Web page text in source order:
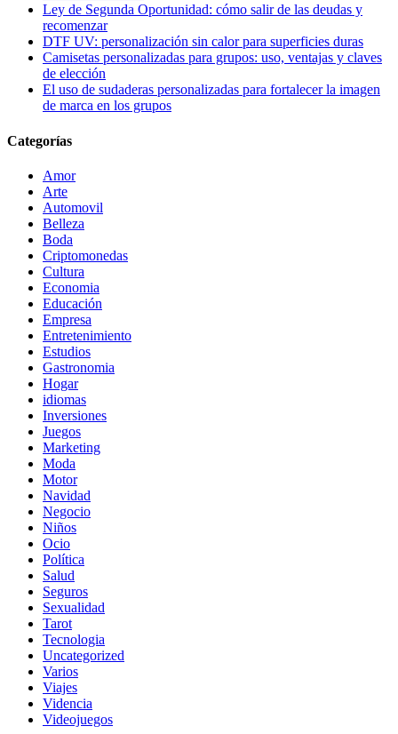
Ley de Segunda Oportunidad: cómo salir de las deudas y
recomenzar
DTF UV: personalización sin calor para superficies duras
Camisetas personalizadas para grupos: uso, ventajas y claves
de elección
El uso de sudaderas personalizadas para fortalecer la imagen
de marca en los grupos
Categorías
Amor
Arte
Automovil
Belleza
Boda
Criptomonedas
Cultura
Economia
Educación
Empresa
Entretenimiento
Estudios
Gastronomia
Hogar
idiomas
Inversiones
Juegos
Marketing
Moda
Motor
Navidad
Negocio
Niños
Ocio
Política
Salud
Seguros
Sexualidad
Tarot
Tecnologia
Uncategorized
Varios
Viajes
Videncia
Videojuegos